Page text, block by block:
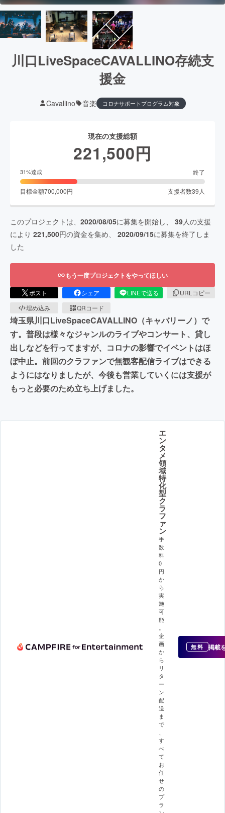
川口LiveSpaceCAVALLINO存続支
援金
Cavallino 音楽 コロナサポートプログラム対象
現在の支援総額
221,500円
31%達成 終了
目標金額700,000円 支援者数39 人
このプロジェクトは、 2020/08/05に募集を開始し、 39人の支援
により 221,500円の資金を集め、 2020/09/15に募集を終了しま
した
もう一度プロジェクトをやってほしい
ポスト シェア LINEで送る
URLコピー
埋め込み
QRコード
埼玉県川口LiveSpaceCAVALLINO（キャバリーノ）で
す。普段は様々なジャンルのライブやコンサート、貸し
出しなどを行ってますが、コロナの影響でイベントはほ
ぼ中止。前回のクラファンで無観客配信ライブはできる
ようにはなりましたが、今後も営業していくには支援が
もっと必要のため立ち上げました。
エ
ン
タ
メ
領
域
特
化
型
ク
ラ
フ
ァ
ン
手
数
料
0
円
か
ら
実
施
可
能
企
画
か
ら
リ
タ
ー
ン
配
送
ま
で
す
べ
て
お
任
せ
の
プ
ラ
無料 掲載